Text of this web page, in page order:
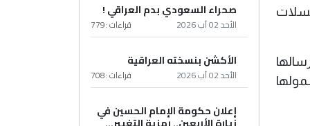
صحراء السعودي بدم العراقي !
الأحد 02 آب 2026 قراءات :779
الأكشن بنسخته العراقية
الأحد 02 آب 2026 قراءات :708
إعلان حكومة الإمام الحسين في